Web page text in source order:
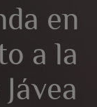
en
a la